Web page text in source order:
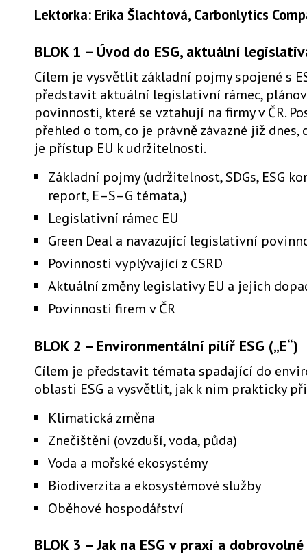
Lektorka: Erika Šlachtová, Carbonlytics
BLOK 1 – Úvod do ESG, aktuální
Cílem je vysvětlit základní pojmy spojené s
představit aktuální legislativní rámec,
povinnosti, které se vztahují na firmy v ČR.
přehled o tom, co je právně závazné již dnes,
je přístup EU k udržitelnosti.
Základní pojmy (udržitelnost, SDGs, ESG
report, E–S–G témata,)
Legislativní rámec EU
Green Deal a navazující legislativní
Povinnosti vyplývající z CSRD
Aktuální změny legislativy EU a jejich
Povinnosti firem v ČR
BLOK 2 – Environmentální pilíř ESG („E“)
Cílem je představit témata spadající do
oblasti ESG a vysvětlit, jak k nim prakticky
Klimatická změna
Znečištění (ovzduší, voda, půda)
Voda a mořské ekosystémy
Biodiverzita a ekosystémové služby
Oběhové hospodářství
BLOK 3 – Jak na ESG v praxi a